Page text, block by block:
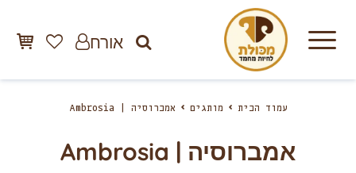
אורח
עמוד הבית מותגים אמברוסיה | Ambrosia
אמברוסיה | Ambrosia